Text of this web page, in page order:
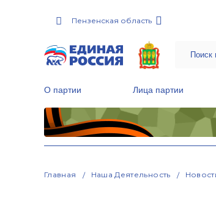
Пензенская область
О партии Лица партии
Главная Наша Деятельность